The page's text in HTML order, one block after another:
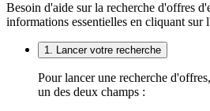
Besoin d'aide sur la recherche d'offres
informations essentielles en cliquant sur
1. Lancer votre recherche
Pour lancer une recherche
un des deux champs :